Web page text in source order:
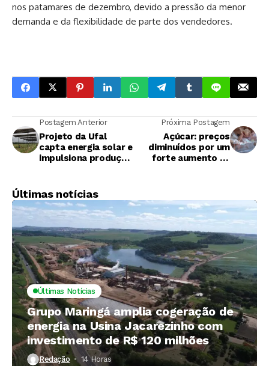
nos patamares de dezembro, devido a pressão da menor
demanda e da flexibilidade de parte dos vendedores.
Postagem Anterior
Projeto da Ufal
capta energia solar e
impulsiona produção
Próxima Postagem
Açúcar: preços
diminuídos por um
forte aumento na
Últimas notícias
Últimas Notícias
Grupo Maringá amplia cogeração de
energia na Usina Jacarezinho com
investimento de R$ 120 milhões
Redação 14 Horas ⁮